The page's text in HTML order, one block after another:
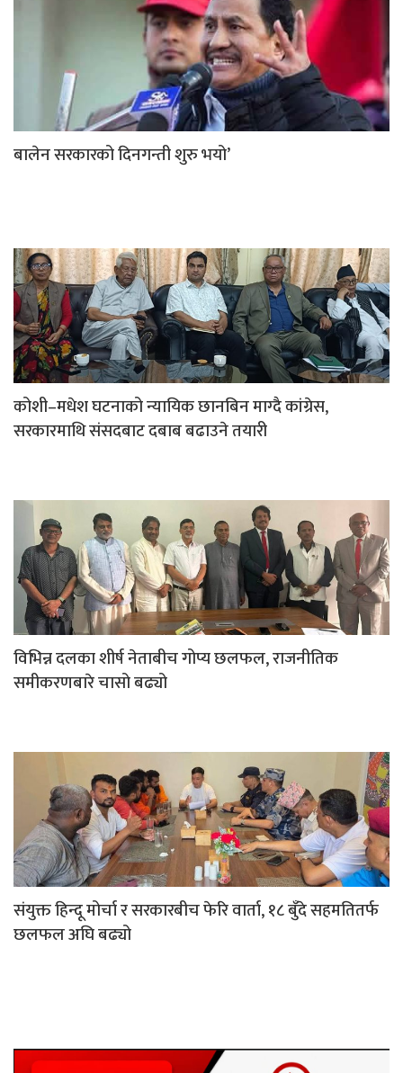
बालेन सरकारको दिनगन्ती शुरु भयो’
कोशी–मधेश घटनाको न्यायिक छानबिन माग्दै कांग्रेस,
सरकारमाथि संसदबाट दबाब बढाउने तयारी
विभिन्न दलका शीर्ष नेताबीच गोप्य छलफल, राजनीतिक
समीकरणबारे चासो बढ्यो
संयुक्त हिन्दू मोर्चा र सरकारबीच फेरि वार्ता, १८ बुँदे सहमतितर्फ
छलफल अघि बढ्यो